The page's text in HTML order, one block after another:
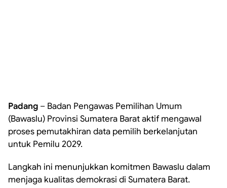
Padang – Badan Pengawas Pemilihan Umum
(Bawaslu) Provinsi Sumatera Barat aktif mengawal
proses pemutakhiran data pemilih berkelanjutan
untuk Pemilu 2029.
Langkah ini menunjukkan komitmen Bawaslu dalam
menjaga kualitas demokrasi di Sumatera Barat.